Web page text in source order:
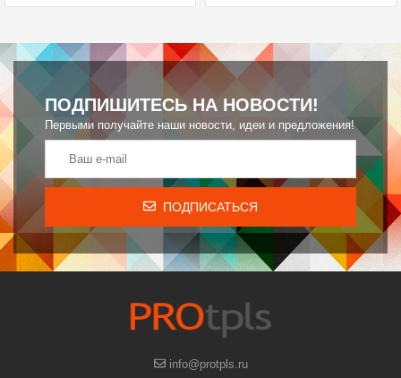
ПОДПИШИТЕСЬ НА НОВОСТИ!
Первыми получайте наши новости, идеи и предложения!
ПОДПИСАТЬСЯ
info@protpls.ru